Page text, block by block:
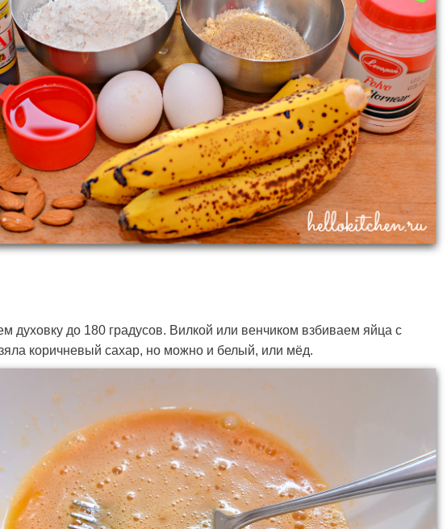
духовку до 180 градусов. Вилкой или венчиком взбиваем яйца с
коричневый сахар, но можно и белый, или мёд.